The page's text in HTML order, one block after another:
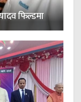
फिल्डमा